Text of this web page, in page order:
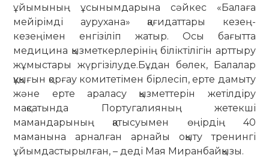
ұйымының ұсынымдарына сәйкес «Балаға
мейірімді аурухана» қағидаттары кезең-
кезеңімен енгізіліп жатыр. Осы бағытта
медицина қызметкерлерінің біліктілігін арттыру
жұмыстары жүргізілуде.Бұдан бөлек, Балалар
құқығын қорғау комитетімен бірлесіп, ерте дамыту
және ерте араласу қызметтерін жетілдіру
мақсатында Португалияның жетекші
мамандарының қатысуымен өңірдің 40
маманына арналған арнайы оқыту тренингі
ұйымдастырылған, – деді Мая Миранбайқызы.